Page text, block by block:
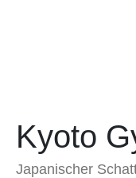
Kyoto
Japanischer